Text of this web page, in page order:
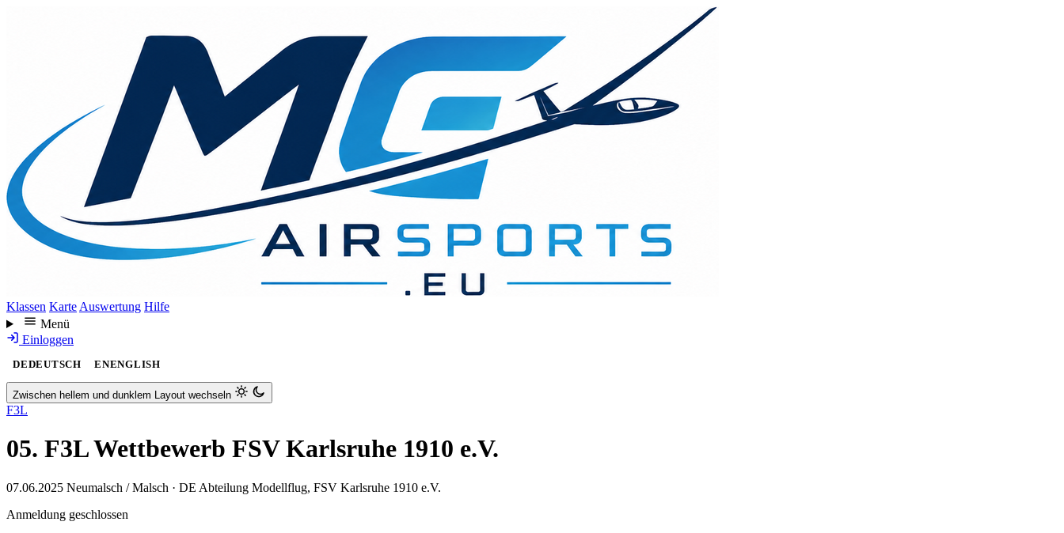
Klassen Karte Auswertung Hilfe
Menü
Einloggen
DEDEUTSCH ENENGLISH
Zwischen hellem und dunklem Layout wechseln
F3L
05. F3L Wettbewerb FSV Karlsruhe 1910 e.V.
07.06.2025 Neumalsch / Malsch · DE Abteilung Modellflug, FSV Karlsruhe 1910 e.V.
Anmeldung geschlossen